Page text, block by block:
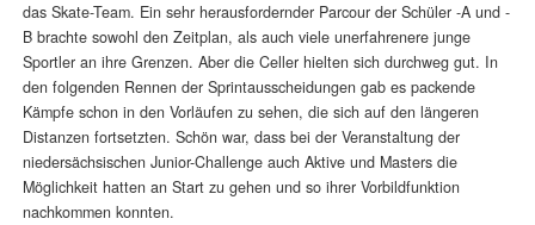
das Skate-Team. Ein sehr herausfordernder Parcour der Schüler -A und -
B brachte sowohl den Zeitplan, als auch viele unerfahrenere junge
Sportler an ihre Grenzen. Aber die Celler hielten sich durchweg gut. In
den folgenden Rennen der Sprintausscheidungen gab es packende
Kämpfe schon in den Vorläufen zu sehen, die sich auf den längeren
Distanzen fortsetzten. Schön war, dass bei der Veranstaltung der
niedersächsischen Junior-Challenge auch Aktive und Masters die
Möglichkeit hatten an Start zu gehen und so ihrer Vorbildfunktion
nachkommen konnten.